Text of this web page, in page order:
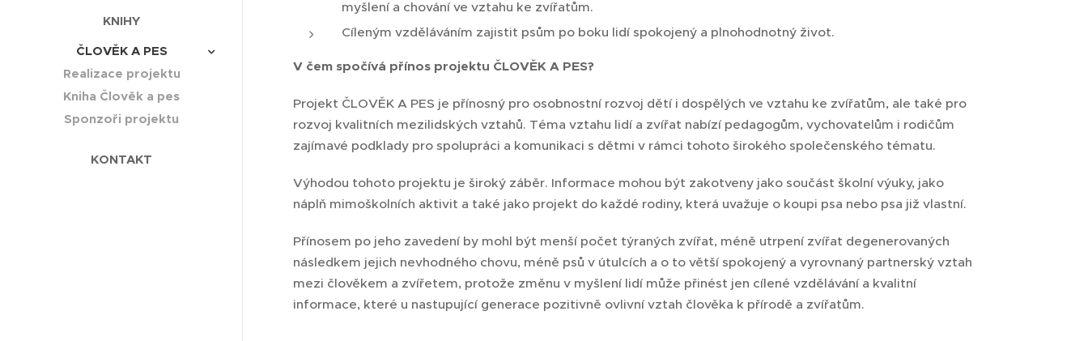
KNIHY
ČLOVĚK A PES
Realizace projektu
Kniha Člověk a pes
Sponzoři projektu
KONTAKT
myšlení a chování ve vztahu ke zvířatům.
Cíleným vzděláváním zajistit psům po boku lidí spokojený a plnohodnotný život.
V čem spočívá přínos projektu ČLOVĚK A PES?
Projekt ČLOVĚK A PES je přínosný pro osobnostní rozvoj dětí i dospělých ve vztahu ke zvířatům, ale také pro
rozvoj kvalitních mezilidských vztahů. Téma vztahu lidí a zvířat nabízí pedagogům, vychovatelům i rodičům
zajímavé podklady pro spolupráci a komunikaci s dětmi v rámci tohoto širokého společenského tématu.
Výhodou tohoto projektu je široký záběr. Informace mohou být zakotveny jako součást školní výuky, jako
náplň mimoškolních aktivit a také jako projekt do každé rodiny, která uvažuje o koupi psa nebo psa již vlastní.
Přínosem po jeho zavedení by mohl být menší počet týraných zvířat, méně utrpení zvířat degenerovaných
následkem jejich nevhodného chovu, méně psů v útulcích a o to větší spokojený a vyrovnaný partnerský vztah
mezi člověkem a zvířetem, protože změnu v myšlení lidí může přinést jen cílené vzdělávání a kvalitní
informace, které u nastupující generace pozitivně ovlivní vztah člověka k přírodě a zvířatům.